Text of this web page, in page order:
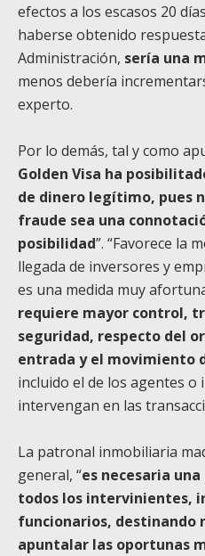
efectos a los escasos 20
haberse obtenido
Administración, sería una
menos debería
experto.
Por lo demás, tal y como
Golden Visa ha
de dinero legítimo, pues
fraude sea una
posibilidad”. “Favorece la
llegada de inversores y
es una medida muy
requiere mayor control,
seguridad, respecto del
entrada y el movimiento
incluido el de los agentes o
intervengan en las
La patronal inmobiliaria
general, “es necesaria
todos los intervinientes,
funcionarios, destinando
apuntalar las oportunas